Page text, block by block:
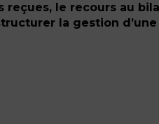
reçues, le recours au
la gestion